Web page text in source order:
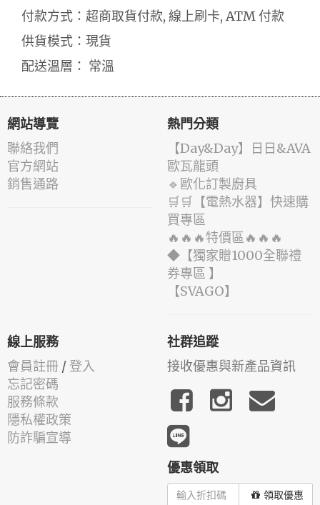
付款方式：超商取貨付款, 線上刷卡, ATM 付款
供貨模式：現貨
配送溫層： 常溫
網站導覽
聯絡我們
官方網站
銷售通路
熱門分類
️【Day&Day】️日日&AVA
歐瓦龍頭
🔹歐化訂製廚具
🛒🛒【電熱水器】快速購
買專區
🔥🔥🔥特價區🔥🔥🔥
◆【獨家贈1000全聯禮
券專區 】
️【SVAGO】️
線上服務
會員註冊 / 登入
忘記密碼
服務條款
隱私權政策
防詐騙宣導
社群追蹤
接收優惠與新產品資訊
優惠領取
領取優惠